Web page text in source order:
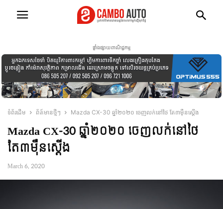
ផ្ទាំងផ្សាយពាណិជ្ជកម្ម
ទំព័រដើម ព័ត៍មានថ្មីៗ Mazda CX-30 ឆ្នាំ២០២០ ចេញលក់នៅថៃ តែ៣ម៉ឺនស្តើង
Mazda CX-30 ឆ្នាំ២០២០ ចេញលក់នៅថៃ
តែ៣ម៉ឺនស្តើង
March 6, 2020